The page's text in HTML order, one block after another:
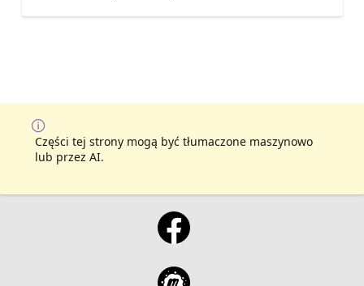
Części tej strony mogą być tłumaczone maszynowo
lub przez AI.